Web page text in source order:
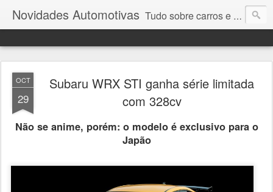
Novidades Automotivas Tudo sobre carros e motores
OCT
29
Subaru WRX STI ganha série limitada
com 328cv
Não se anime, porém: o modelo é exclusivo para o
Japão